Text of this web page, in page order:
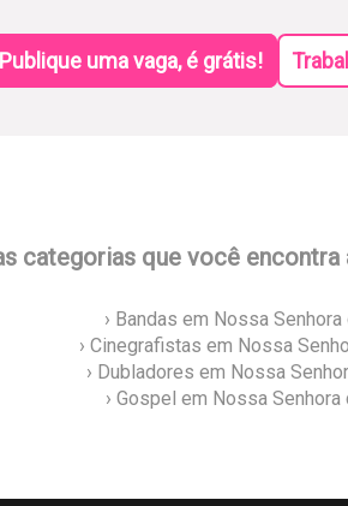
Publique uma vaga, é grátis!
categorias que você
› Bandas em Nossa
› Cinegrafistas em Nossa
› Dubladores em Nossa
› Gospel em Nossa